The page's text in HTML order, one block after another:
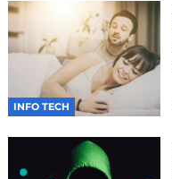
INFO TECH